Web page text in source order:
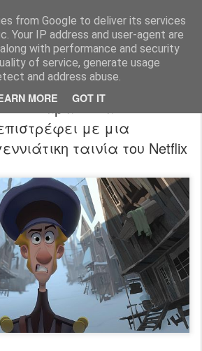
from Google to deliver its services
Your IP address and user-agent are
with performance and security
of service, generate usage
and address abuse.
MORE GOT IT
Το παραδοσιακό animation
με μια
ταινία του Netflix